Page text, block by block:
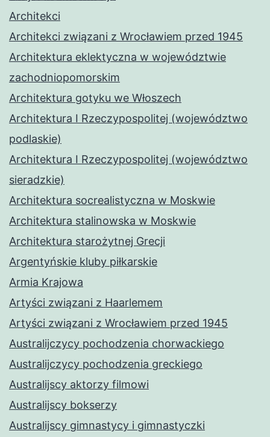
Architekci
Architekci związani z Wrocławiem przed 1945
Architektura eklektyczna w województwie
zachodniopomorskim
Architektura gotyku we Włoszech
Architektura I Rzeczypospolitej (województwo
podlaskie)
Architektura I Rzeczypospolitej (województwo
sieradzkie)
Architektura socrealistyczna w Moskwie
Architektura stalinowska w Moskwie
Architektura starożytnej Grecji
Argentyńskie kluby piłkarskie
Armia Krajowa
Artyści związani z Haarlemem
Artyści związani z Wrocławiem przed 1945
Australijczycy pochodzenia chorwackiego
Australijczycy pochodzenia greckiego
Australijscy aktorzy filmowi
Australijscy bokserzy
Australijscy gimnastycy i gimnastyczki